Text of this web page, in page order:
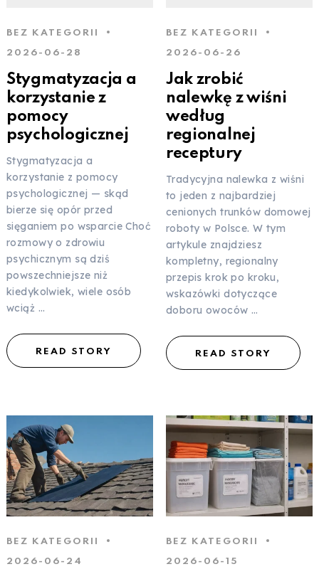
BEZ KATEGORII
2026-06-28
Stygmatyzacja a
korzystanie z
pomocy
psychologicznej
Stygmatyzacja a
korzystanie z pomocy
psychologicznej — skąd
bierze się opór przed
sięganiem po wsparcie Choć
rozmowy o zdrowiu
psychicznym są dziś
powszechniejsze niż
kiedykolwiek, wiele osób
wciąż …
READ STORY
BEZ KATEGORII
2026-06-26
Jak zrobić
nalewkę z wiśni
według
regionalnej
receptury
Tradycyjna nalewka z wiśni
to jeden z najbardziej
cenionych trunków domowej
roboty w Polsce. W tym
artykule znajdziesz
kompletny, regionalny
przepis krok po kroku,
wskazówki dotyczące
doboru owoców …
READ STORY
BEZ KATEGORII
2026-06-24
BEZ KATEGORII
2026-06-15